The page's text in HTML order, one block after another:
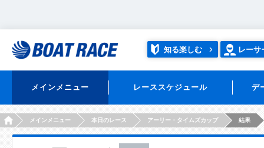
知る楽しむ レーサ
メインメニュー レーススケジュール デ
HOMEメインメニュー 本日のレース アーリー・タイムズカップ 結果